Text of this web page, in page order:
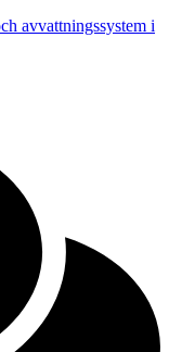
avvattningssystem i